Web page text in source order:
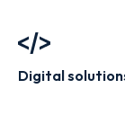
Digital